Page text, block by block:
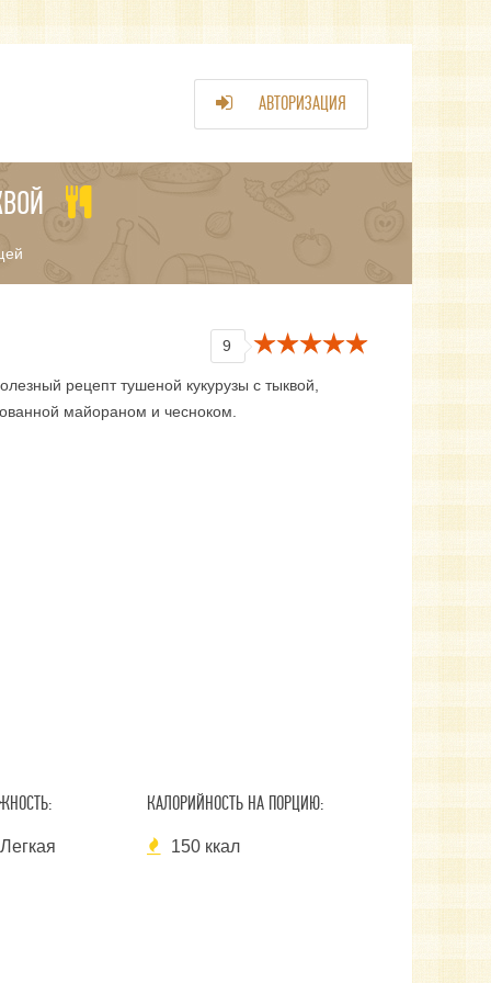
АВТОРИЗАЦИЯ
9
рецепт тушеной кукурузы с тыквой,
майораном и чесноком.
Легкая
КАЛОРИЙНОСТЬ НА ПОРЦИЮ:
150 ккал